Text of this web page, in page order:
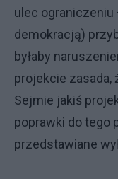
ulec
demokracją)
byłaby
projekcie zasada,
Sejmie jakiś
poprawki do tego
przedstawiane